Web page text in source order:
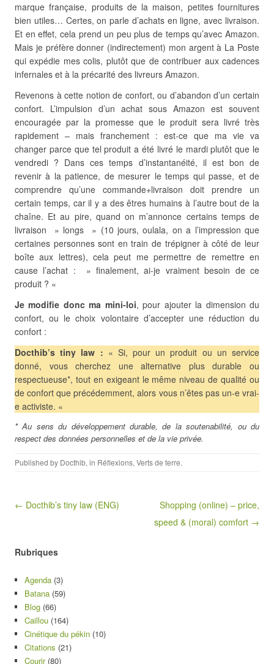
marque française, produits de la maison, petites fournitures
bien utiles… Certes, on parle d’achats en ligne, avec livraison.
Et en effet, cela prend un peu plus de temps qu’avec Amazon.
Mais je préfère donner (indirectement) mon argent à La Poste
qui expédie mes colis, plutôt que de contribuer aux cadences
infernales et à la précarité des livreurs Amazon.
Revenons à cette notion de confort, ou d’abandon d’un certain
confort. L’impulsion d’un achat sous Amazon est souvent
encouragée par la promesse que le produit sera livré très
rapidement – mais franchement : est-ce que ma vie va
changer parce que tel produit a été livré le mardi plutôt que le
vendredi ? Dans ces temps d’instantanéité, il est bon de
revenir à la patience, de mesurer le temps qui passe, et de
comprendre qu’une commande+livraison doit prendre un
certain temps, car il y a des êtres humains à l’autre bout de la
chaîne. Et au pire, quand on m’annonce certains temps de
livraison » longs » (10 jours, oulala, on a l’impression que
certaines personnes sont en train de trépigner à côté de leur
boîte aux lettres), cela peut me permettre de remettre en
cause l’achat : » finalement, ai-je vraiment besoin de ce
produit ? «
Je modifie donc ma mini-loi, pour ajouter la dimension du
confort, ou le choix volontaire d’accepter une réduction du
confort :
Docthib’s tiny law : « Si, pour un produit ou un service
donné, vous cherchez une alternative plus durable ou
respectueuse*, tout en exigeant le même niveau de qualité ou
de confort que précédemment, alors vous n’êtes pas un-e vrai-
e activiste. «
* Au sens du développement durable, de la soutenabilité, ou du
respect des données personnelles et de la vie privée.
Published by Docthib, in Réflexions, Verts de terre.
Post navigation
← Docthib’s tiny law (ENG)
Shopping (online) – price,
speed & (moral) comfort →
Rubriques
Agenda (3)
Batana (59)
Blog (66)
Caillou (164)
Cinétique du pékin (10)
Citations (21)
Courir(80)